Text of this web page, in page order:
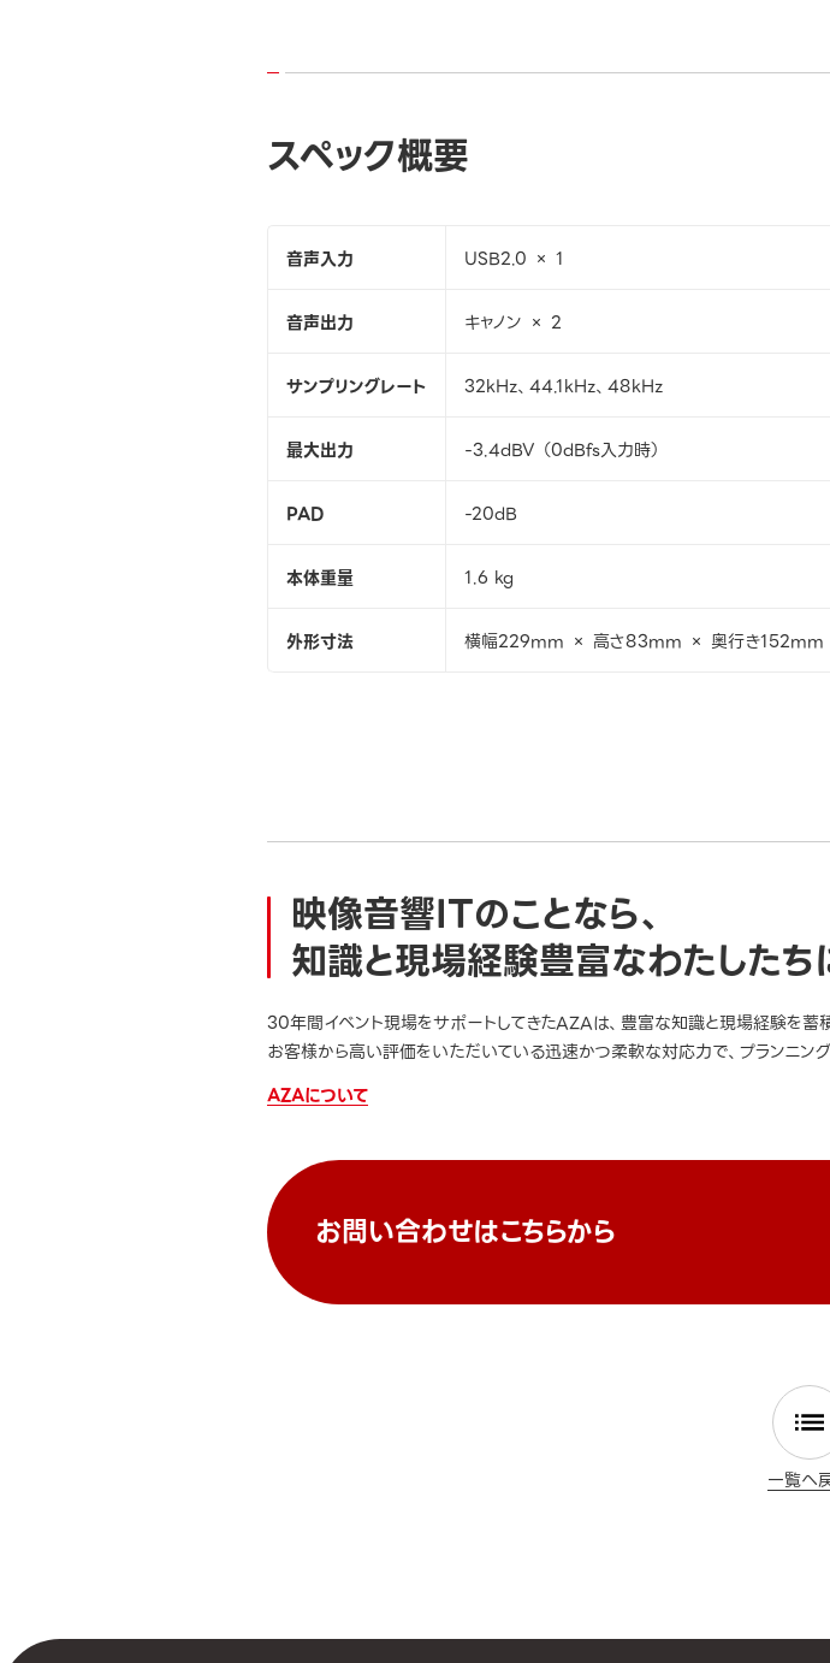
スペック概要
音声入力 USB2.0 × 1
音声出力 キャノン × 2
サンプリングレート 32kHz、44.1kHz、48kHz
最大出力 -3.4dBV （0dBfs入力時）
PAD -20dB
本体重量 1.6 kg
外形寸法 横幅229mm × 高さ83mm × 奥行き152mm
映像音響ITのことなら、
知識と現場経験豊富なわたしたち
30年間イベント現場をサポートしてきたAZAは、豊富な知識と現場経験を蓄積
お客様から高い評価をいただいている迅速かつ柔軟な対応力で、プランニン
AZAについて
お問い合わせはこちらから
一覧へ